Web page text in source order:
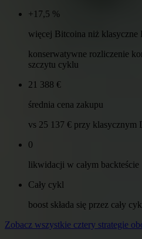
+17,5 %
więcej Bitcoina niż klasyczne
konserwatywne rozliczenie
szczytu cyklu
21 388 €
średnia cena zakupu
vs 25 137 € przy klasycznym
0
likwidacji w całym backteście
Cały cykl
boost składa się przez cały
Zobacz wszystkie cztery strategie